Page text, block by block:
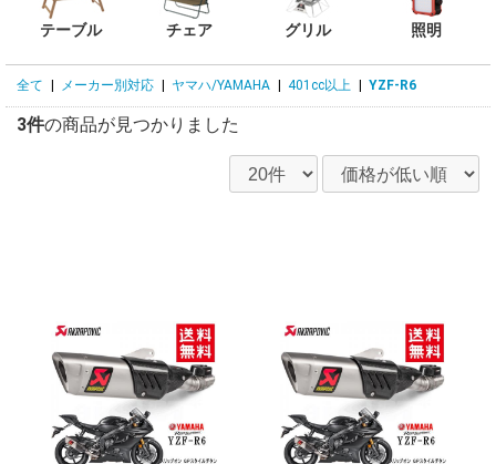
テーブル チェア グリル 照明
全て メーカー別対応 ヤマハ/YAMAHA 401cc以上 YZF-R6
3件の商品が見つかりました